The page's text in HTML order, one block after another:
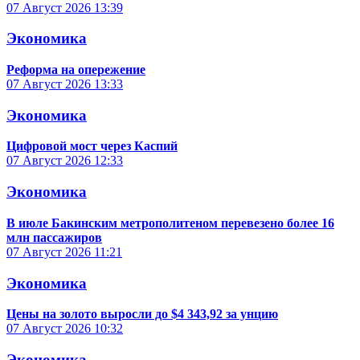
07 Август 2026 13:39
Экономика
Реформа на опережение
07 Август 2026 13:33
Экономика
Цифровой мост через Каспий
07 Август 2026 12:33
Экономика
В июле Бакинским метрополитеном перевезено более 16
млн пассажиров
07 Август 2026 11:21
Экономика
Цены на золото выросли до $4 343,92 за унцию
07 Август 2026 10:32